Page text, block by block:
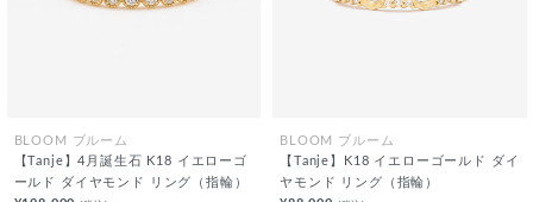
BLOOM ブルーム
【Tanje】4月誕生石 K18 イエローゴ
ールド ダイヤモンド リング（指輪）
BLOOM ブルーム
【Tanje】K18 イエローゴールド ダイ
ヤモンド リング（指輪）